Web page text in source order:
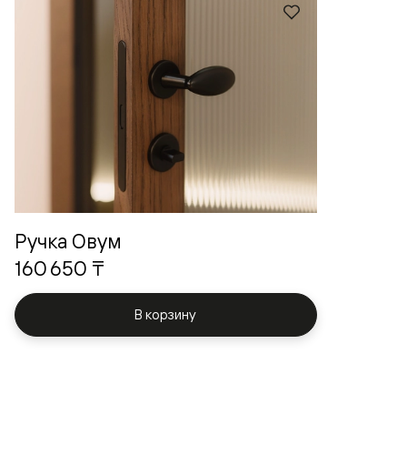
Ручка Овум
160 650 ₸
В корзину